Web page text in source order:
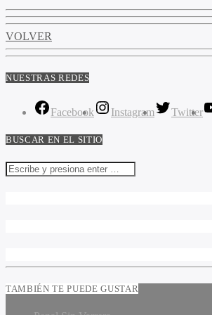
VOLVER
NUESTRAS REDES
Facebook Instagram Twitter
BUSCAR EN EL SITIO
TAMBIÉN TE PUEDE GUSTAR